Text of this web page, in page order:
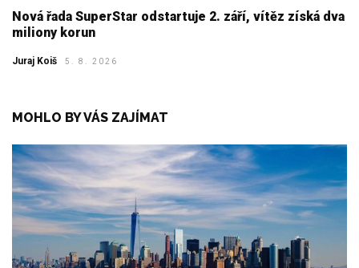
Nová řada SuperStar odstartuje 2. září, vítěz získá dva
miliony korun
Juraj Koiš 5. 8. 2026
MOHLO BY VÁS ZAJÍMAT